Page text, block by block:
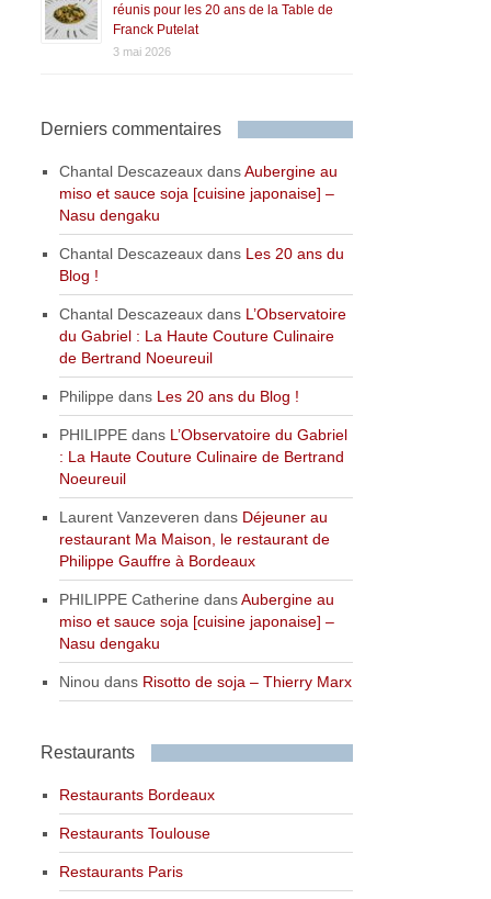
réunis pour les 20 ans de la Table de
Franck Putelat
3 mai 2026
Derniers commentaires
Chantal Descazeaux dansAubergine au
miso et sauce soja [cuisine japonaise] –
Nasu dengaku
Chantal Descazeaux dans Les 20 ans du
Blog !
Chantal Descazeaux dans L’Observatoire
du Gabriel : La Haute Couture Culinaire
de Bertrand Noeureuil
Philippe dans Les 20 ans du Blog !
PHILIPPE dans L’Observatoire du Gabriel
: La Haute Couture Culinaire de Bertrand
Noeureuil
Laurent Vanzeveren dans Déjeuner au
restaurant Ma Maison, le restaurant de
Philippe Gauffre à Bordeaux
PHILIPPE Catherine dansAubergine au
miso et sauce soja [cuisine japonaise] –
Nasu dengaku
Ninou dans Risotto de soja – Thierry Marx
Restaurants
Restaurants Bordeaux
Restaurants Toulouse
Restaurants Paris